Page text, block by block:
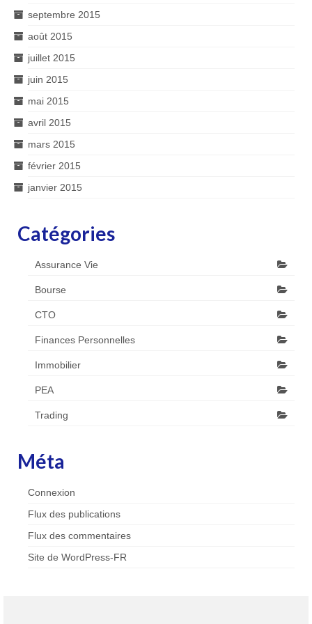
septembre 2015
août 2015
juillet 2015
juin 2015
mai 2015
avril 2015
mars 2015
février 2015
janvier 2015
Catégories
Assurance Vie
Bourse
CTO
Finances Personnelles
Immobilier
PEA
Trading
Méta
Connexion
Flux des publications
Flux des commentaires
Site de WordPress-FR